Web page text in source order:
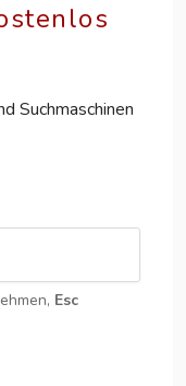
Suchmaschinen
Esc